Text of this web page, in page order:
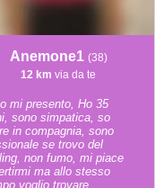
Anemone1 (38)
12 km via da te
mi presento, Ho 35
sono simpatica, so
in compagnia, sono
se trovo del
non fumo, mi piace
ma allo stesso
voglio trovare...